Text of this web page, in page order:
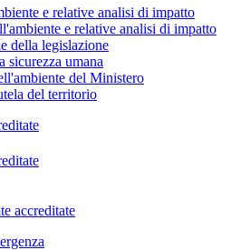
e relative analisi di impatto
e relative analisi di impatto
della legislazione
sicurezza umana
del Ministero
del territorio
accreditate